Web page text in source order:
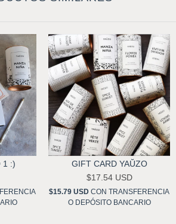
1 :)
GIFT CARD YAŬZO
$17.54 USD
$15.79 USD CON TRANSFERENCIA
O DEPÓSITO BANCARIO